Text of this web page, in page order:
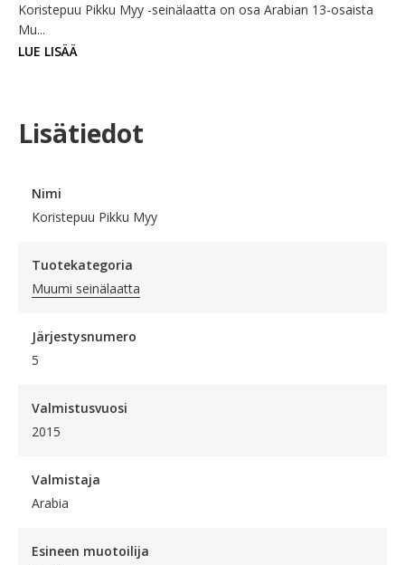
Koristepuu Pikku Myy -seinälaatta on osa Arabian 13-osaista
Mu...
LUE LISÄÄ
Lisätiedot
Nimi
Koristepuu Pikku Myy
Tuotekategoria
Muumi seinälaatta
Järjestysnumero
5
Valmistusvuosi
2015
Valmistaja
Arabia
Esineen muotoilija